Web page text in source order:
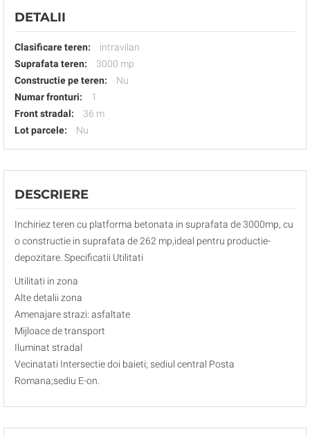
DETALII
Clasificare teren:
intravilan
Suprafata teren:
3000 mp
Constructie pe teren:
Nu
Numar fronturi:
1
Front stradal:
36 m
Lot parcele:
Nu
DESCRIERE
Inchiriez teren cu platforma betonata in suprafata de 3000mp, cu
o constructie in suprafata de 262 mp,ideal pentru productie-
depozitare. Specificatii Utilitati
Utilitati in zona
Alte detalii zona
Amenajare strazi: asfaltate
Mijloace de transport
Iluminat stradal
Vecinatati Intersectie doi baieti; sediul central Posta
Romana;sediu E-on.